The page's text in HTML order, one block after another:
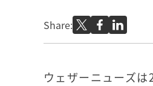
Share:
ウェザーニューズ